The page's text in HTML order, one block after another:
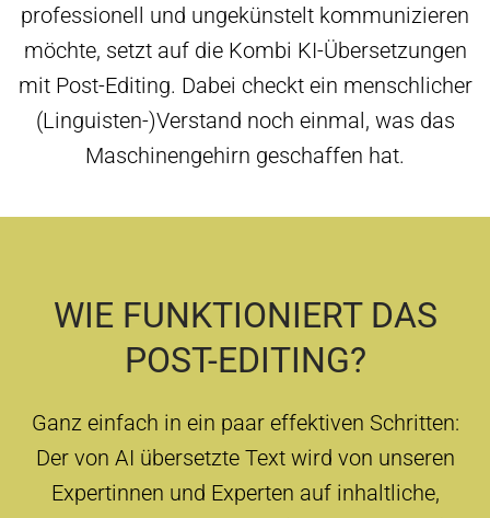
professionell und ungekünstelt kommunizieren
möchte, setzt auf die Kombi KI-Übersetzungen
mit Post-Editing. Dabei checkt ein menschlicher
(Linguisten-)Verstand noch einmal, was das
Maschinengehirn geschaffen hat.
WIE FUNKTIONIERT DAS
POST-EDITING?
Ganz einfach in ein paar effektiven Schritten:
Der von AI übersetzte Text wird von unseren
Expertinnen und Experten auf inhaltliche,